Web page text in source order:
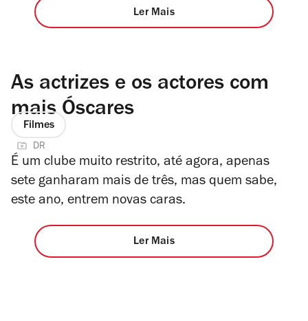
Ler Mais
As actrizes e os actores com
mais Óscares
Filmes
DR
É um clube muito restrito, até agora, apenas
sete ganharam mais de três, mas quem sabe,
este ano, entrem novas caras.
Ler Mais